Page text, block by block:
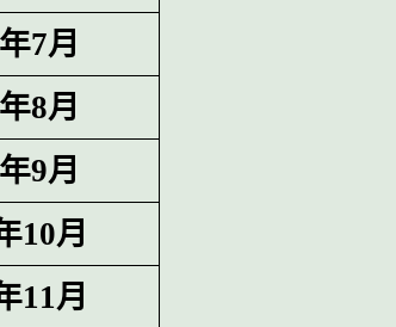
7月
8月
9月
10月
11月